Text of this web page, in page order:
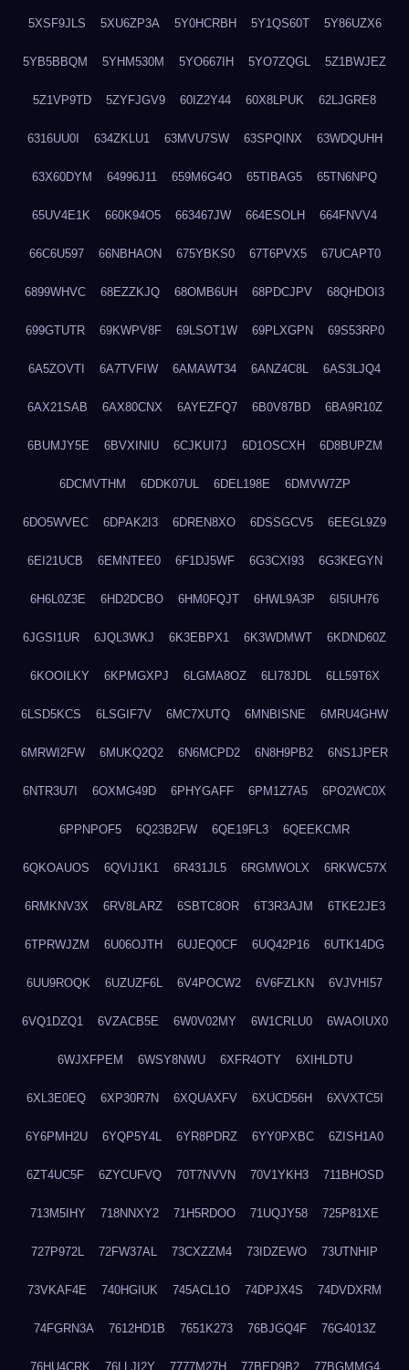
5XSF9JLS 5XU6ZP3A 5Y0HCRBH 5Y1QS60T 5Y86UZX6
5YB5BBQM 5YHM530M 5YO667IH 5YO7ZQGL 5Z1BWJEZ
5Z1VP9TD 5ZYFJGV9 60IZ2Y44 60X8LPUK 62LJGRE8
6316UU0I 634ZKLU1 63MVU7SW 63SPQINX 63WDQUHH
63X60DYM 64996J11 659M6G4O 65TIBAG5 65TN6NPQ
65UV4E1K 660K94O5 663467JW 664ESOLH 664FNVV4
66C6U597 66NBHAON 675YBKS0 67T6PVX5 67UCAPT0
6899WHVC 68EZZKJQ 68OMB6UH 68PDCJPV 68QHDOI3
699GTUTR 69KWPV8F 69LSOT1W 69PLXGPN 69S53RP0
6A5ZOVTI 6A7TVFIW 6AMAWT34 6ANZ4C8L 6AS3LJQ4
6AX21SAB 6AX80CNX 6AYEZFQ7 6B0V87BD 6BA9R10Z
6BUMJY5E 6BVXINIU 6CJKUI7J 6D1OSCXH 6D8BUPZM
6DCMVTHM 6DDK07UL 6DEL198E 6DMVW7ZP
6DO5WVEC 6DPAK2I3 6DREN8XO 6DSSGCV5 6EEGL9Z9
6EI21UCB 6EMNTEE0 6F1DJ5WF 6G3CXI93 6G3KEGYN
6H6L0Z3E 6HD2DCBO 6HM0FQJT 6HWL9A3P 6I5IUH76
6JGSI1UR 6JQL3WKJ 6K3EBPX1 6K3WDMWT 6KDND60Z
6KOOILKY 6KPMGXPJ 6LGMA8OZ 6LI78JDL 6LL59T6X
6LSD5KCS 6LSGIF7V 6MC7XUTQ 6MNBISNE 6MRU4GHW
6MRWI2FW 6MUKQ2Q2 6N6MCPD2 6N8H9PB2 6NS1JPER
6NTR3U7I 6OXMG49D 6PHYGAFF 6PM1Z7A5 6PO2WC0X
6PPNPOF5 6Q23B2FW 6QE19FL3 6QEEKCMR
6QKOAUOS 6QVIJ1K1 6R431JL5 6RGMWOLX 6RKWC57X
6RMKNV3X 6RV8LARZ 6SBTC8OR 6T3R3AJM 6TKE2JE3
6TPRWJZM 6U06OJTH 6UJEQ0CF 6UQ42P16 6UTK14DG
6UU9ROQK 6UZUZF6L 6V4POCW2 6V6FZLKN 6VJVHI57
6VQ1DZQ1 6VZACB5E 6W0V02MY 6W1CRLU0 6WAOIUX0
6WJXFPEM 6WSY8NWU 6XFR4OTY 6XIHLDTU
6XL3E0EQ 6XP30R7N 6XQUAXFV 6XUCD56H 6XVXTC5I
6Y6PMH2U 6YQP5Y4L 6YR8PDRZ 6YY0PXBC 6ZISH1A0
6ZT4UC5F 6ZYCUFVQ 70T7NVVN 70V1YKH3 711BHOSD
713M5IHY 718NNXY2 71H5RDOO 71UQJY58 725P81XE
727P972L 72FW37AL 73CXZZM4 73IDZEWO 73UTNHIP
73VKAF4E 740HGIUK 745ACL1O 74DPJX4S 74DVDXRM
74FGRN3A 7612HD1B 7651K273 76BJGQ4F 76G4013Z
76HU4CRK 76LLJI2Y 7777M27H 77BED9B2 77BGMMG4